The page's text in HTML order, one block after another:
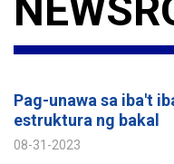
Pag-unawa sa iba't
estruktura ng bakal
08-31-2023